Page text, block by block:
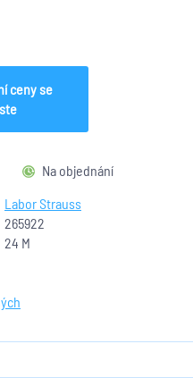
Labor Strauss
265922
24 M
ceny se
Na objednání